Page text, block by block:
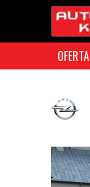
OFERTA